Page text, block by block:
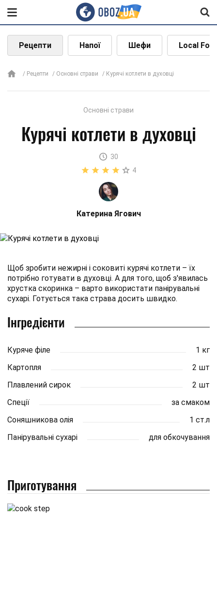
Рецепти Напої Шефи Local
Рецепти Основні страви Курячі котлети в духовці
Основні страви
Курячі котлети в духовці
30
4
Катерина Ягович
Щоб зробити нежирні і соковиті курячі котлети – їх
потрібно готувати в духовці. А для того, щоб з'явилась
хрустка скоринка – варто використати панірувальні
сухарі. Готується така страва досить швидко.
Інгредієнти
Куряче філе
1 кг
Картопля
2 шт
Плавлений сирок
2 шт
Спеції
за смаком
Соняшникова олія
1 ст.л
Панірувальні сухарі
для обкочування
Приготування